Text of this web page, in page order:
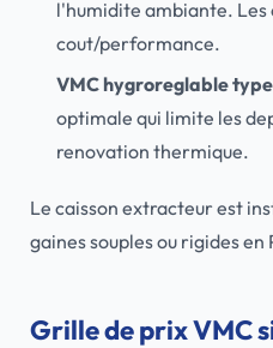
l'humidite ambiante.
cout/performance.
VMC hygroreglable
optimale qui limite les
renovation thermique.
Le caisson extracteur est
gaines souples ou rigides
Grille de prix VMC